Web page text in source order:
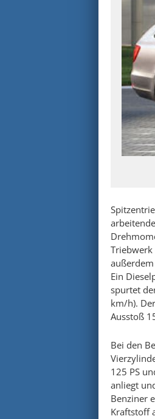
Triebwerk
Ein
spurtet
km/h).
Ausstoß
Bei den
125 PS
anliegt
Benziner
Kraftstoff